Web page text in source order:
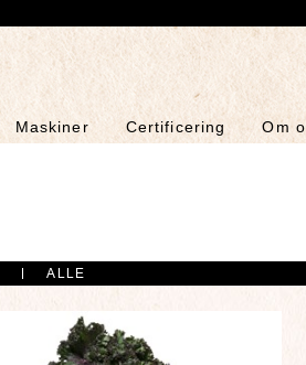
Maskiner Certificering Om
ALLE